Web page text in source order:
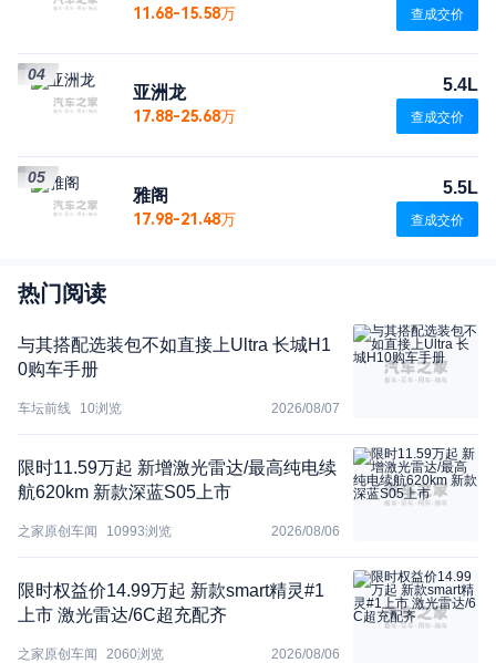
11.68-15.58万 查成交价
亚洲龙
17.88-25.68万
5.4L
查成交价
04
雅阁
17.98-21.48万
5.5L
查成交价
05
热门阅读
与其搭配选装包不如直接上Ultra 长城H1
0购车手册
车坛前线 10浏览 2026/08/07
限时11.59万起 新增激光雷达/最高纯电续
航620km 新款深蓝S05上市
之家原创车闻 10993浏览 2026/08/06
限时权益价14.99万起 新款smart精灵#1
上市 激光雷达/6C超充配齐
之家原创车闻 2060浏览 2026/08/06